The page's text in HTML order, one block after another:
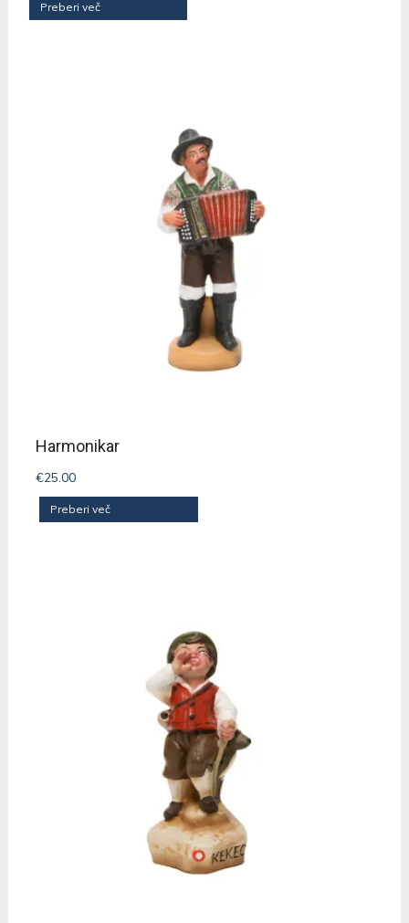
Preberi več
Harmonikar
€25.00
Preberi več